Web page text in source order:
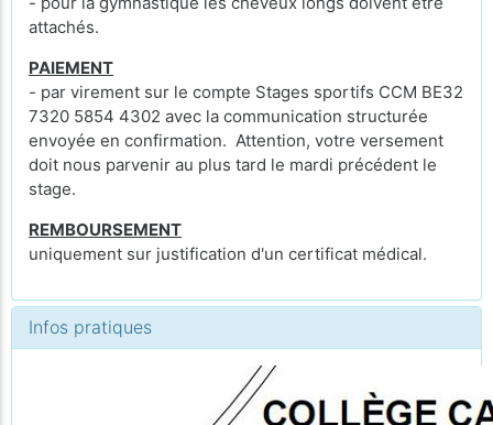
attachés.
PAIEMENT
- par virement sur le compte Stages sportifs CCM BE32
7320 5854 4302 avec la communication structurée
envoyée en confirmation. Attention, votre versement
doit nous parvenir au plus tard le mardi précédent le
stage.
REMBOURSEMENT
uniquement sur justification d'un certificat médical.
Infos pratiques